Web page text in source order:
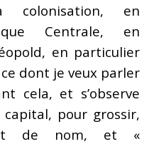
colonisation, en
Centrale, en
en particulier
dont je veux parler
cela, et s’observe
pour grossir,
de nom, et «